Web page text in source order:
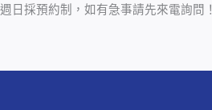
週日採預約制，如有急事請先來電詢問！